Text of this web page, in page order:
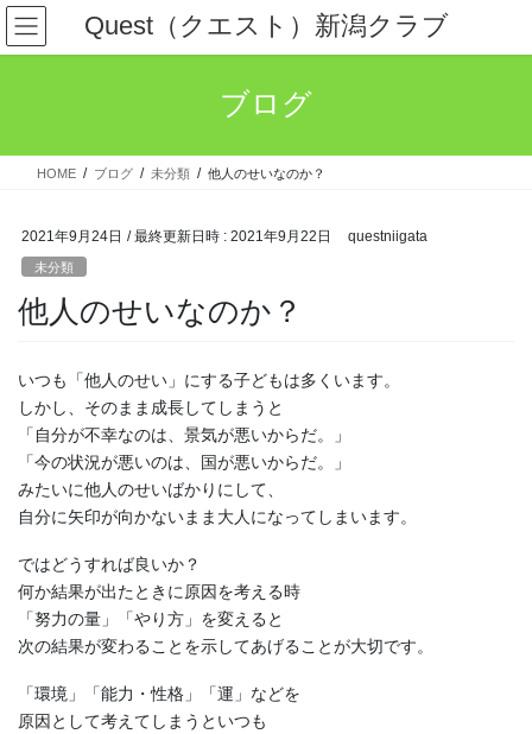
コ
ン
テ
ス
ナ
ビ
ゲ
ン
Quest（クエスト）新潟クラブ
ブログ
HOME ブログ 未分類 他人のせいなのか？
2021年9月24日 / 最終更新日時 : 2021年9月22日 questniigata
未分類
他人のせいなのか？
いつも「他人のせい」にする子どもは多くいます。
しかし、そのまま成長してしまうと
「自分が不幸なのは、景気が悪いからだ。」
「今の状況が悪いのは、国が悪いからだ。」
みたいに他人のせいばかりにして、
自分に矢印が向かないまま大人になってしまいます。
ではどうすれば良いか？
何か結果が出たときに原因を考える時
「努力の量」「やり方」を変えると
次の結果が変わることを示してあげることが大切です。
「環境」「能力・性格」「運」などを
原因として考えてしまうといつも